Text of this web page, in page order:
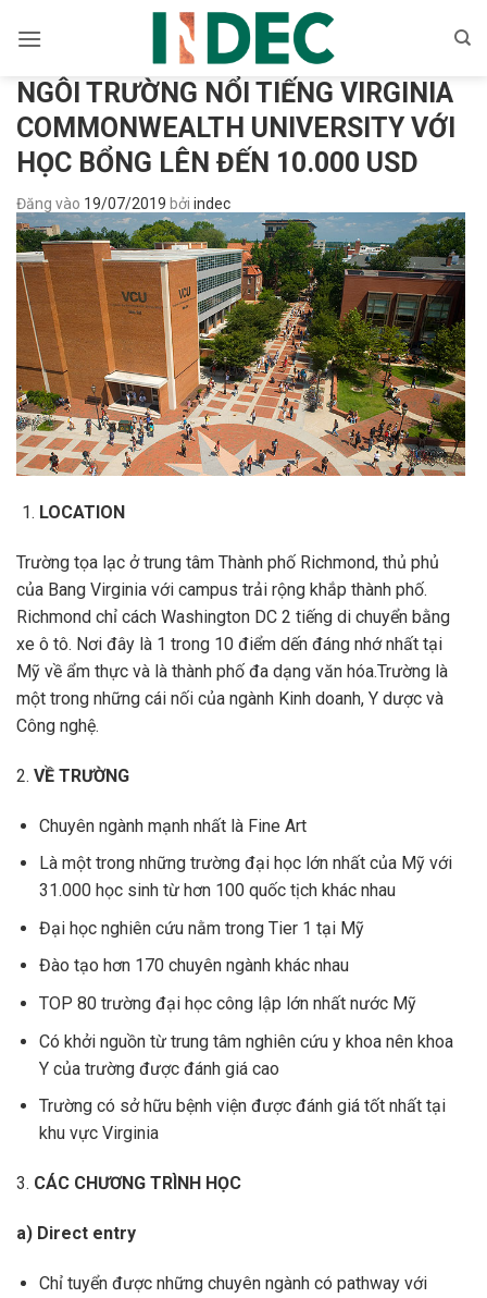
qua
dungNGÔI TRƯỜNG NỔI TIẾNG VIRGINIA
COMMONWEALTH UNIVERSITY VỚI
HỌC BỔNG LÊN ĐẾN 10.000 USD
Đăng vào 19/07/2019 bởi indec
LOCATION
Trường tọa lạc ở trung tâm Thành phố Richmond, thủ phủ
của Bang Virginia với campus trải rộng khắp thành phố.
Richmond chỉ cách Washington DC 2 tiếng di chuyển bằng
xe ô tô. Nơi đây là 1 trong 10 điểm dến đáng nhớ nhất tại
Mỹ về ẩm thực và là thành phố đa dạng văn hóa.Trường là
một trong những cái nối của ngành Kinh doanh, Y dược và
Công nghệ.
2. VỀ TRƯỜNG
Chuyên ngành mạnh nhất là Fine Art
Là một trong những trường đại học lớn nhất của Mỹ với
31.000 học sinh từ hơn 100 quốc tịch khác nhau
Đại học nghiên cứu nằm trong Tier 1 tại Mỹ
Đào tạo hơn 170 chuyên ngành khác nhau
TOP 80 trường đại học công lập lớn nhất nước Mỹ
Có khởi nguồn từ trung tâm nghiên cứu y khoa nên khoa
Y của trường được đánh giá cao
Trường có sở hữu bệnh viện được đánh giá tốt nhất tại
khu vực Virginia
3. CÁC CHƯƠNG TRÌNH HỌC
a) Direct entry
Chỉ tuyển được những chuyên ngành có pathway với